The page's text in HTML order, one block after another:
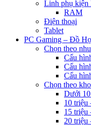
Linh phụ kiện
RAM
Điện thoại
Tablet
PC Gaming – Đồ
Chọn theo
Cấu
Cấu
Cấu
Chọn theo
Dưới
10 triệu
15 triệu
20 triệu